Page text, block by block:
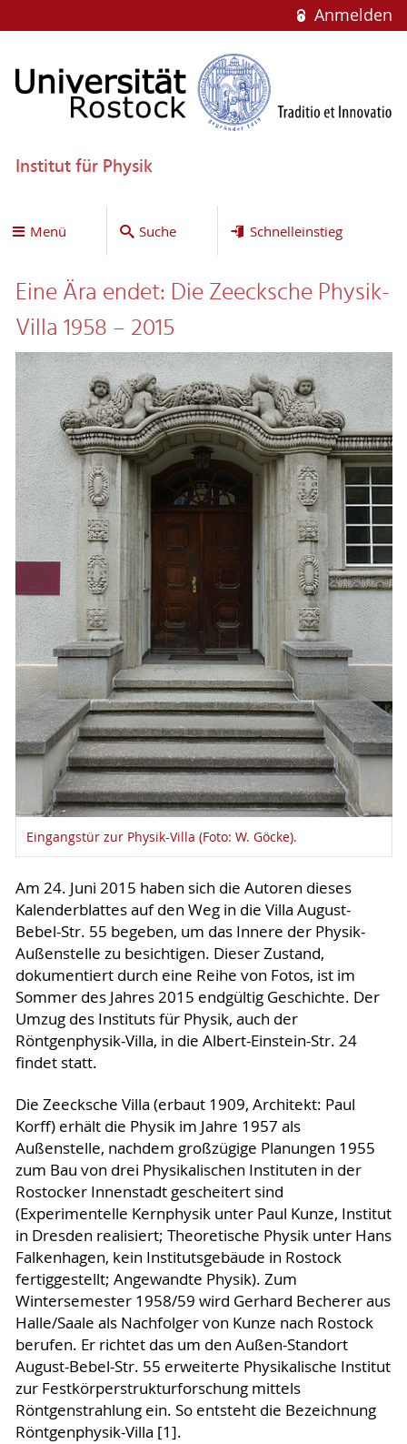
Anmelden
Institut für Physik
Menü Suche Schnelleinstieg
Eine Ära endet: Die Zeecksche Physik-
Villa 1958 – 2015
Eingangstür zur Physik-Villa (Foto: W. Göcke).
Am 24. Juni 2015 haben sich die Autoren dieses
Kalenderblattes auf den Weg in die Villa August-
Bebel-Str. 55 begeben, um das Innere der Physik-
Außenstelle zu besichtigen. Dieser Zustand,
dokumentiert durch eine Reihe von Fotos, ist im
Sommer des Jahres 2015 endgültig Geschichte. Der
Umzug des Instituts für Physik, auch der
Röntgenphysik-Villa, in die Albert-Einstein-Str. 24
findet statt.
Die Zeecksche Villa (erbaut 1909, Architekt: Paul
Korff) erhält die Physik im Jahre 1957 als
Außenstelle, nachdem großzügige Planungen 1955
zum Bau von drei Physikalischen Instituten in der
Rostocker Innenstadt gescheitert sind
(Experimentelle Kernphysik unter Paul Kunze, Institut
in Dresden realisiert; Theoretische Physik unter Hans
Falkenhagen, kein Institutsgebäude in Rostock
fertiggestellt; Angewandte Physik). Zum
Wintersemester 1958/59 wird Gerhard Becherer aus
Halle/Saale als Nachfolger von Kunze nach Rostock
berufen. Er richtet das um den Außen-Standort
August-Bebel-Str. 55 erweiterte Physikalische Institut
zur Festkörperstrukturforschung mittels
Röntgenstrahlung ein. So entsteht die Bezeichnung
Röntgenphysik-Villa [1].